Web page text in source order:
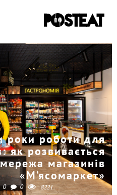
роки роботи для
як розвивається
мережа магазинів
«М’ясомаркет»
0 0 8221